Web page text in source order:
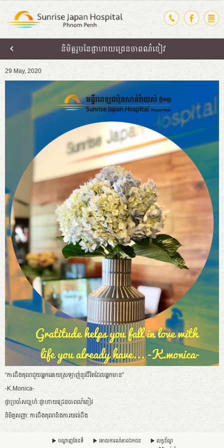
និមិត្តរូបនៃផ្កាហាយដ្រេនចាពណ៌ខៀវ
29 May, 2020
“ការដឹងគុណជួយអ្នកអោយស្រឡាញ់នូវ​ជីវិតដែលអ្នកមាន”
-K.Monica-
ផ្កាប្រចាំសបា្តហ៍ៈផ្កាហាយដ្រេនចាពណ៌ខៀវ
និមិត្តសញ្ញា: ការដឹងគុណនិងការយល់ដឹង
បណ្តាញផែនទី គោលការណ៍​ភាព​ឯកជន
លក្ខខ័ណ្ឌ